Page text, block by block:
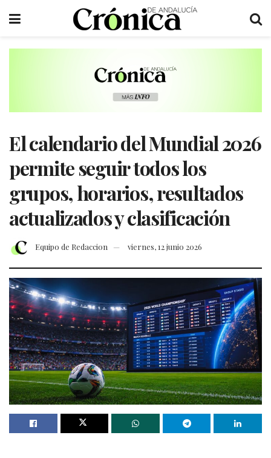
El calendario del Mundial 2026
permite seguir todos los
grupos, horarios, resultados
actualizados y clasificación
Equipo de Redaccion viernes, 12 junio 2026